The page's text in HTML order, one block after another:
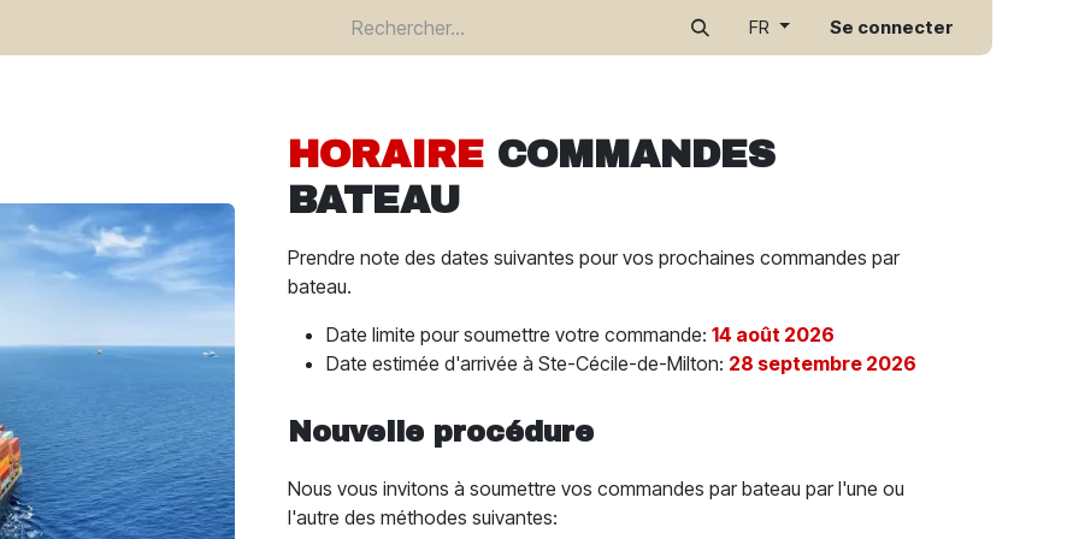
Trouvez un revendeur FR Se connecter
HORAIRE COMMANDES
BATEAU
Prendre note des dates suivantes pour vos prochaines commandes par
bateau.
Date limite pour soumettre votre commande: 14 août 2026
Date estimée d'arrivée à Ste-Cécile-de-Milton: 28 septembre 2026
Nouvelle procédure
Nous vous invitons à soumettre vos commandes par bateau par l'une ou
l'autre des méthodes suivantes: